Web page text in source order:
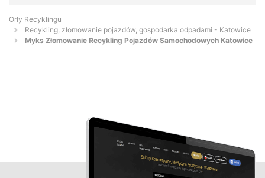
Orły Recyklingu
Recykling, złomowanie pojazdów, gospodarka odpadami - Katowice
Myks Złomowanie Recykling Pojazdów Samochodowych Katowice